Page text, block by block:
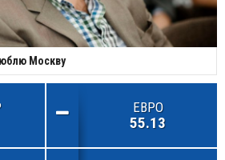
Москву
ЕВРО
55.13